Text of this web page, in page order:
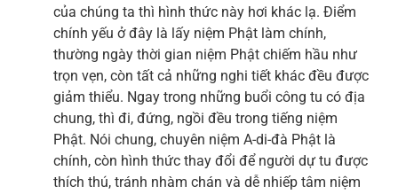
của chúng ta thì hình thức này hơi khác lạ. Điểm
chính yếu ở đây là lấy niệm Phật làm chính,
thường ngày thời gian niệm Phật chiếm hầu như
trọn vẹn, còn tất cả những nghi tiết khác đều được
giảm thiểu. Ngay trong những buổi công tu có địa
chung, thì đi, đứng, ngồi đều trong tiếng niệm
Phật. Nói chung, chuyên niệm A-di-đà Phật là
chính, còn hình thức thay đổi để người dự tu được
thích thú, tránh nhàm chán và dễ nhiếp tâm niệm